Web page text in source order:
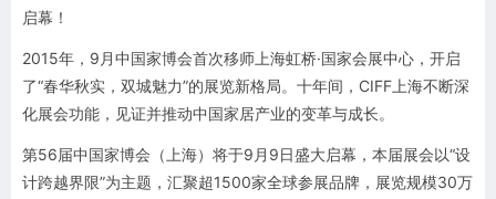
启幕！
2015年，9月中国家博会首次移师上海虹桥·国家会展中心，开启
了“春华秋实，双城魅力”的展览新格局。十年间，CIFF上海不断深
化展会功能，见证并推动中国家居产业的变革与成长。
第56届中国家博会（上海）将于9月9日盛大启幕，本届展会以“设
计跨越界限”为主题，汇聚超1500家全球参展品牌，展览规模30万